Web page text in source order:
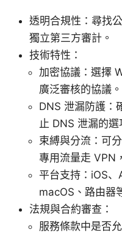
透明合規性：尋找
獨立第三方審計。
技術特性：
加密協議：選擇
廣泛審核的協議。
DNS 泄漏防護：
止 DNS 泄漏的選
束縛與分流：可
專用流量走 VPN
平台支持：iOS
macOS、路由器
法規與合約審查：
服務條款中是否